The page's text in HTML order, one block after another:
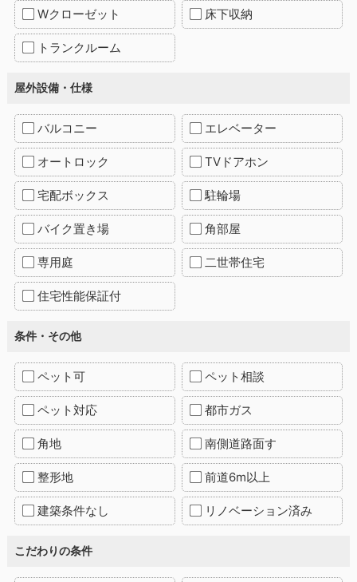
Wクローゼット 床下収納
トランクルーム
屋外設備・仕様
バルコニー エレベーター
オートロック TVドアホン
宅配ボックス 駐輪場
バイク置き場 角部屋
専用庭 二世帯住宅
住宅性能保証付
条件・その他
ペット可 ペット相談
ペット対応 都市ガス
角地 南側道路面す
整形地 前道6m以上
建築条件なし リノベーション済み
こだわりの条件